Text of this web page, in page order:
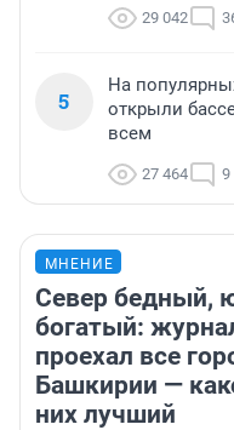
29 042
5
На
открыли
всем
27 464 9
МНЕНИЕ
Север бедный,
богатый:
проехал все
Башкирии —
них лучший